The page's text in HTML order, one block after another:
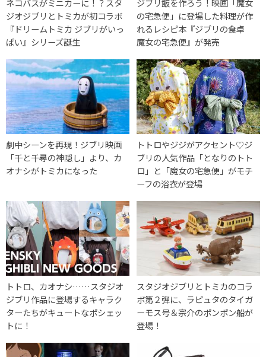
ネコバスがミニカーに！？スタ
ジオジブリとトミカが初コラボ
『ドリームトミカ ジブリがいっ
ぱい』シリーズ誕生
ジブリ飯を作ろう！映画「魔女
の宅急便」に登場した料理が作
れるレシピ本『ジブリの食卓
魔女の宅急便』が発売
劇中シーンを再現！ジブリ映画
「千と千尋の神隠し」より、カ
オナシがトミカになった
トトロやジジがアクセント♡ジ
ブリの人気作品「となりのトト
ロ」と「魔女の宅急便」がモチ
ーフの浴衣が登場
トトロ、カオナシ……スタジオ
ジブリ作品に登場するキャラク
ターたちがキュートなポシェッ
トに！
スタジオジブリとトミカのコラ
ボ第２弾に、ラピュタのタイガ
ーモス号＆宗介のポンポン船が
登場！